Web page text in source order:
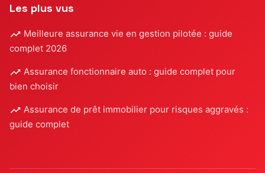
Les plus vus
Meilleure assurance vie en gestion pilotée : guide
complet 2026
Assurance fonctionnaire auto : guide complet pour
bien choisir
Assurance de prêt immobilier pour risques aggravés :
guide complet